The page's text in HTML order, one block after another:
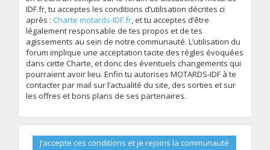
IDF.fr, tu acceptes les conditions d’utilisation décrites ci
après : Charte motards-IDF.fr, et tu acceptes d’être
légalement responsable de tes propos et de tes
agissements au sein de notre communauté. L’utilisation du
forum implique une acceptation tacite des règles évoquées
dans cette Charte, et donc des éventuels changements qui
pourraient avoir lieu. Enfin tu autorises MOTARDS-IDF à te
contacter par mail sur l’actualité du site, des sorties et sur
les offres et bons plans de ses partenaires.